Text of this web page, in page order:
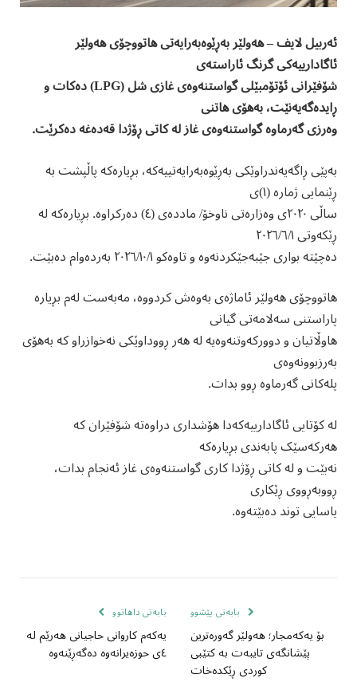
ئەربیل لایف – هەولێر بەڕێوەبەرایەتی هاتووچۆی هەولێر
ئاگادارییەکی گرنگ ئاراستەی
شۆفێرانی ئۆتۆمبێلی گواستنەوەی غازی شل (LPG) دەکات و
ڕایدەگەیەنێت، بەهۆی هاتنی
وەرزی گەرماوە گواستنەوەی غاز لە کاتی ڕۆژدا قەدەغە دەکرێت.
بەپێی ڕاگەیەندراوێکی بەڕێوەبەرایەتییەکە، بڕیارەکە پاڵپشت بە
ڕێنمایی ژمارە (١)ی
ساڵی ٢٠٢٠ی وەزارەتی ناوخۆ/ ماددەی (٤) دەرکراوە. بڕیارەکە لە
ڕێکەوتی ٢٠٢٦/٦/١
دەچێتە بواری جێبەجێکردنەوە و تاوەکو ٢٠٢٦/١٠/١ بەردەوام دەبێت.
هاتووچۆی هەولێر ئاماژەی بەوەش کردووە، مەبەست لەم بڕیارە
پاراستنی سەلامەتی گیانی
هاوڵاتیان و دوورکەوتنەوەیە لە هەر ڕووداوێکی نەخوازراو کە بەهۆی
بەرزبوونەوەی
پلەکانی گەرماوە ڕوو بدات.
لە کۆتایی ئاگادارییەکەدا هۆشداری دراوەتە شۆفێران کە
هەرکەسێک پابەندی بڕیارەکە
نەبێت و لە کاتی ڕۆژدا کاری گواستنەوەی غاز ئەنجام بدات،
ڕووبەڕووی ڕێکاری
یاسایی توند دەبێتەوە.
بابەتی پێشوو
بۆ یەکەمجار؛ هەولێر گەورەترین
پێشانگەی تایبەت بە کتێبی
کوردی ڕێکدەخات
بابەتی داهاتوو
یەکەم کاروانی حاجیانی هەرێم لە
٤ی حوزەیرانەوە دەگەڕێنەوە